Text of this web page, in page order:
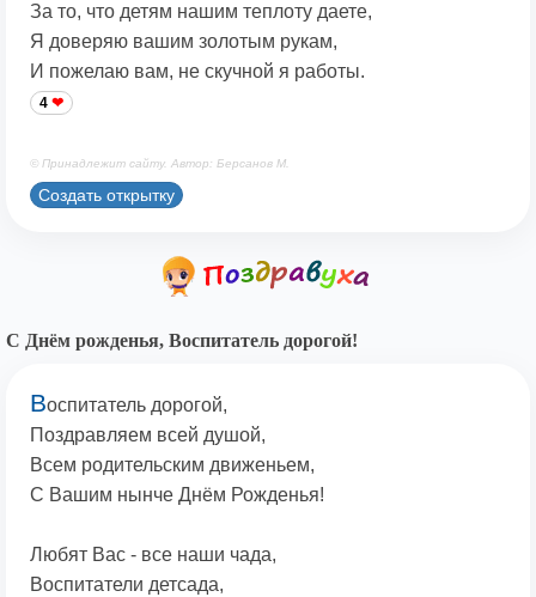
За то, что детям нашим теплоту даете,
Я доверяю вашим золотым рукам,
И пожелаю вам, не скучной я работы.
4
© Принадлежит сайту. Автор: Берсанов М.
Создать открытку
С Днём рожденья, Воспитатель дорогой!
Воспитатель дорогой,
Поздравляем всей душой,
Всем родительским движеньем,
С Вашим нынче Днём Рожденья!
Любят Вас - все наши чада,
Воспитатели детсада,